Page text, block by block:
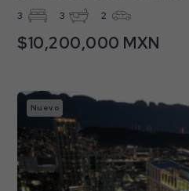
3 3 2
$10,200,000 MXN
Nuevo